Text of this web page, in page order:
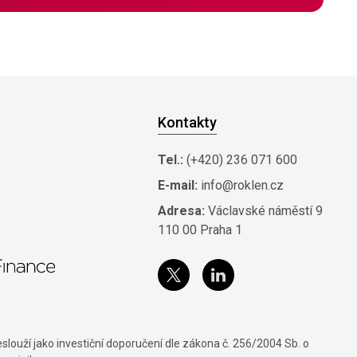
Kontakty
Tel.: (+420) 236 071 600
E-mail: info@roklen.cz
Adresa: Václavské náměstí 9
110 00 Praha 1
jako investiční doporučení dle zákona č. 256/2004 Sb. o